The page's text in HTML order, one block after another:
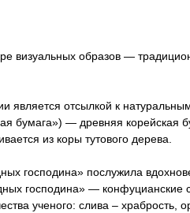
визуальных образов —
является отсылкой к
бумага») — древняя корейская
из коры тутового дерева.
господина» послужила
господина» — конфуцианские
ученого: слива – храбрость,